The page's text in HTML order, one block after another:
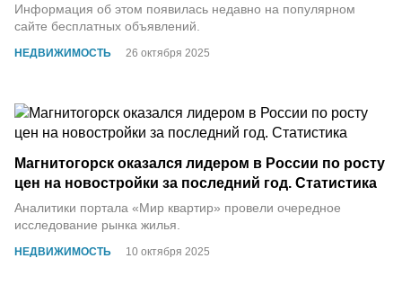
НЕДВИЖИМОСТЬ 26 октября 2025
Информация об этом появилась недавно на популярном
сайте бесплатных объявлений.
НЕДВИЖИМОСТЬ 10 октября 2025
Магнитогорск оказался лидером в России по росту
цен на новостройки за последний год. Статистика
Аналитики портала «Мир квартир» провели очередное
исследование рынка жилья.